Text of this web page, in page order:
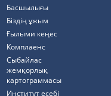
Басшылығы
Біздің ұжым
Ғылыми кеңес
Комплаенс
Cыбайлас
жемқорлық
картограммасы
Институт есебі